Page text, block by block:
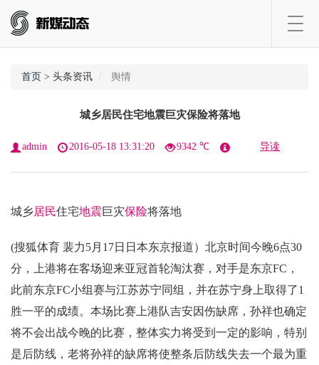
首页 > 头条资讯 舆情
城乡居民住宅地震巨灾保险将落地
admin 2016-05-18 13:31:20 9342 ℃ 导读
城乡居民住宅地震巨灾保险将落地
(搜狐体育 裴力5月17日日本东京报道）北京时间今晚6点30
分，上港将在客场迎来亚冠首轮淘汰赛，对手是东京FC，
此前东京FC小组赛与江苏苏宁同组，并在苏宁身上取得了1
胜一平的成绩。本场比赛上港队吉安因伤缺席，孙祥也确定
将不会出战今晚的比赛，整体实力将受到一定的影响，特别
是后防线，老将孙祥的缺席将使整条后防线失去一个最为重